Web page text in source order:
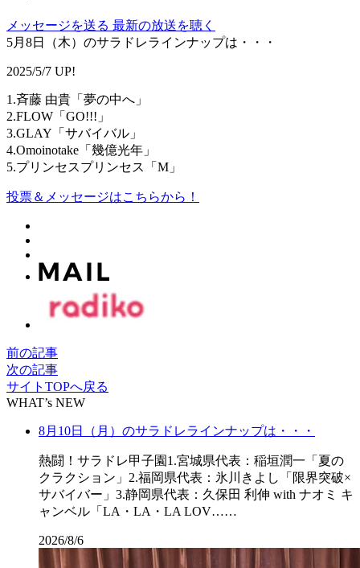
メッセージを送る 最新の放送を聴く
5月8日（木）のサラドレラインナップは・・・
2025/5/7 UP!
1.斉藤 由貴「夢の中へ」
2.FLOW「GO!!!」
3.GLAY「サバイバル」
4.Omoinotake「幾億光年」
5.プリンセスプリンセス「M」
投票＆メッセージはこちらから！
前の記事
次の記事
サイトTOPへ戻る
WHAT’s NEW
8月10日（月）のサラドレラインナップは・・・
熱闘！サラドレ甲子園1.宮城県代表：稲垣潤一「夏の
クラクション」2.福岡県代表：氷川きよし「限界突破×
サバイバー」3.静岡県代表：久保田 利伸 with ナオミ キ
ャンベル「LA・LA・LA LOV……
2026/8/6